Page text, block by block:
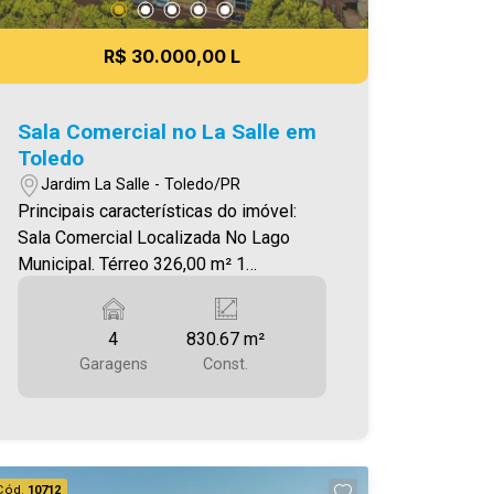
R$ 30.000,00 L
Sala Comercial no La Salle em
Toledo
Jardim La Salle - Toledo/PR
Principais características do imóvel:
Sala Comercial Localizada No Lago
Municipal. Térreo 326,00 m² 1
Pavimento 272,00 m² Garagem e
Estacionamento 4 Vagas ( 95,18 )m²
Área construída 830,67m² - Elevador,
vagas de estacionamento, garantindo
4
Garagens
830.67 m²
Const.
10712